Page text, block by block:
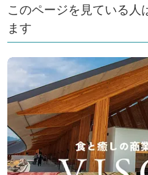
このページを見ている人
ます